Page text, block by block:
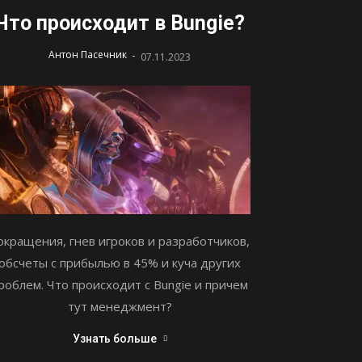
происходит в Bungie?
Антон Пасечник - 07.11.2023
гнев игроков и разработчиков,
с прибылью в 45% и куча других
Что происходит с Bungie и причем
тут менеджмент?
Узнать больше